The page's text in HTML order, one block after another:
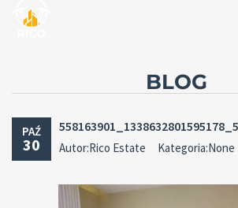
BLOG
PAŹ
30 Autor:Rico Estate Kategoria:None